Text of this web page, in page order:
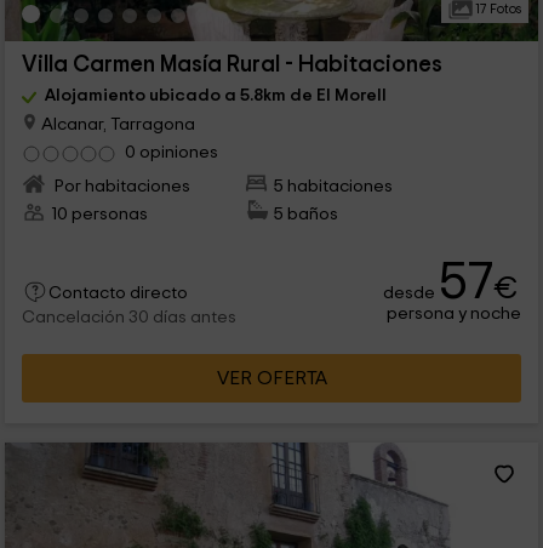
17 Fotos
Villa Carmen Masía Rural - Habitaciones
Alojamiento ubicado a 5.8km de El Morell
Alcanar, Tarragona
0 opiniones
Por habitaciones
5 habitaciones
10 personas
5 baños
Contacto directo
Cancelación 30 días antes
desde 57€
persona y noche
VER OFERTA